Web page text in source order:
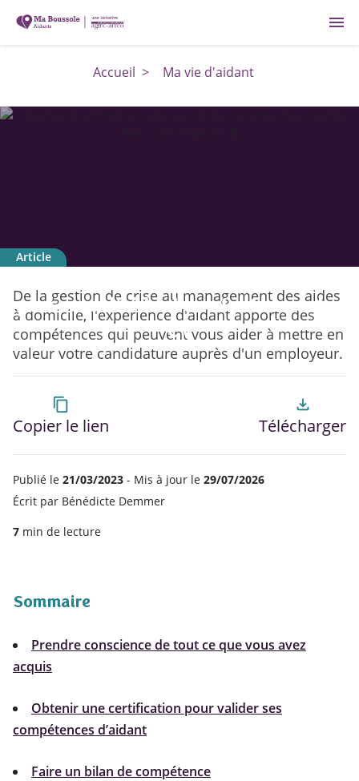
menu
Accueil > Ma vie d'aidant
parcours d'aidant un atout sur votre
CV
Article
De la gestion de crise au management des aides
à domicile, l'expérience d'aidant apporte des
compétences qui peuvent vous aider à mettre en
valeur votre candidature auprès d'un employeur.
content_copy
Copier le lien
file_download
Télécharger
Publié le 21/03/2023 - Mis à jour le 29/07/2026
Écrit par Bénédicte Demmer
7 min de lecture
Sommaire
Prendre conscience de tout ce que vous avez
acquis
Obtenir une certification pour valider ses
compétences d’aidant
Faire un bilan de compétence